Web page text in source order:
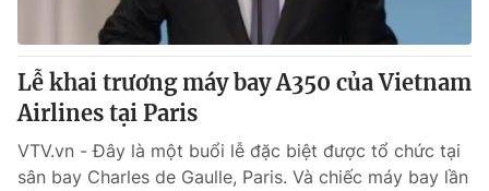
Cơ quan báo chí:
Thời báo VTV
Giấy phép hoạt động báo in và báo điện tử số 483/GP-BTTTT
cấp ngày 29/12/2023
Tổng Biên tập:Vũ Thanh Thủy
Phó Tổng Biên tập:
Nguyễn Trọng Ninh
Tổng đài VTV:024.38 355 931 - 024.38 355 932
Lễ khai trương máy bay A350 của Vietnam
Airlines tại Paris
VTV.vn - Đây là một buổi lễ đặc biệt được tổ chức tại
sân bay Charles de Gaulle, Paris. Và chiếc máy bay lần